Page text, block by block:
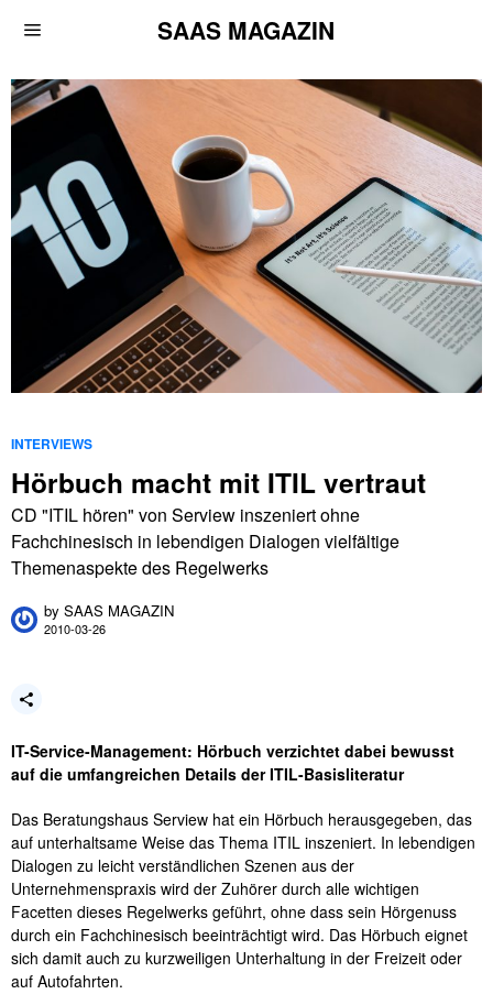
SAAS MAGAZIN
INTERVIEWS
Hörbuch macht mit ITIL vertraut
CD "ITIL hören" von Serview inszeniert ohne
Fachchinesisch in lebendigen Dialogen vielfältige
Themenaspekte des Regelwerks
by SAAS MAGAZIN
2010-03-26
IT-Service-Management: Hörbuch verzichtet dabei bewusst
auf die umfangreichen Details der ITIL-Basisliteratur
Das Beratungshaus Serview hat ein Hörbuch herausgegeben, das
auf unterhaltsame Weise das Thema ITIL inszeniert. In lebendigen
Dialogen zu leicht verständlichen Szenen aus der
Unternehmenspraxis wird der Zuhörer durch alle wichtigen
Facetten dieses Regelwerks geführt, ohne dass sein Hörgenuss
durch ein Fachchinesisch beeinträchtigt wird. Das Hörbuch eignet
sich damit auch zu kurzweiligen Unterhaltung in der Freizeit oder
auf Autofahrten.